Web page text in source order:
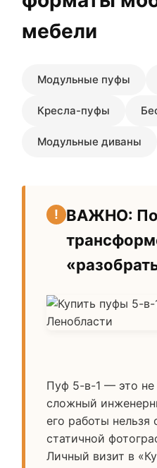
мебели
Модульные пуфы
Кресла-пуфы
Модульные диваны
ВАЖНО:
Пуф 5-в-1 — это не
сложный
его работы нельзя
статичной
Личный визит в